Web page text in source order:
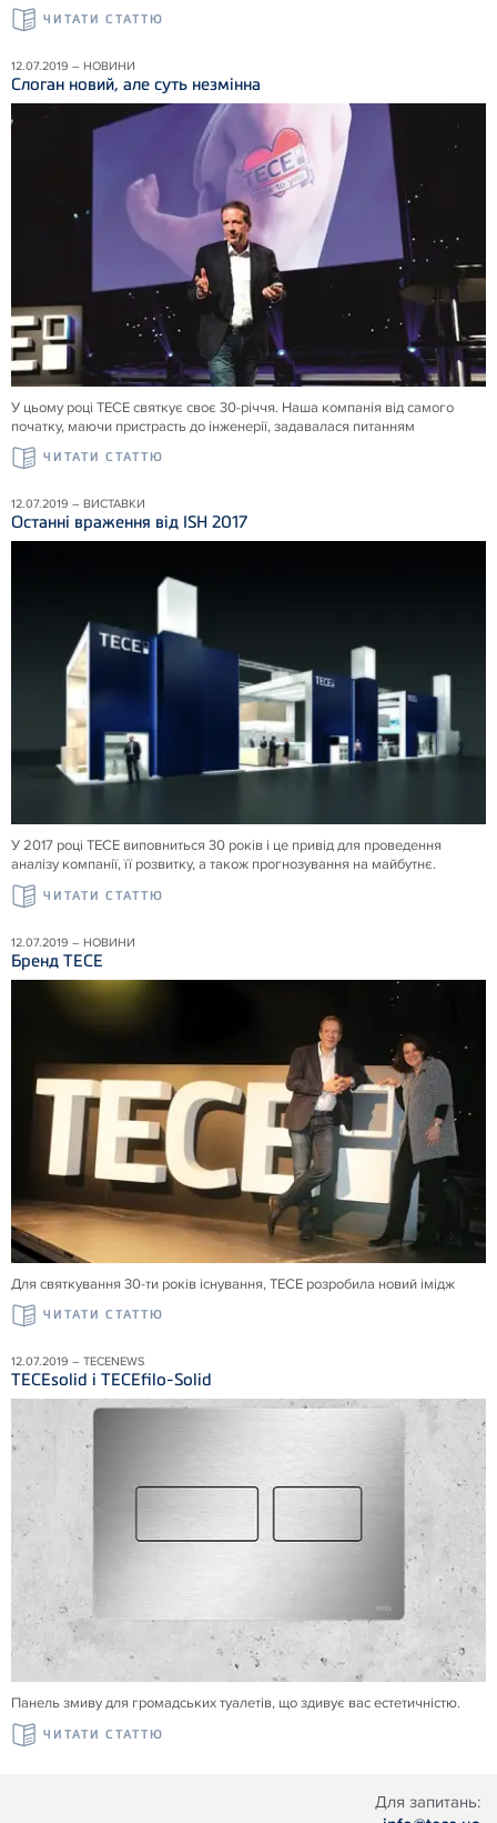
Для запитань:
ЧИТАТИ СТАТТЮ
12.07.2019 – НОВИНИ
Слоган новий, але суть незмінна
У цьому році ТЕСЕ святкує своє 30-річчя. Наша компанія від самого
початку, маючи пристрасть до інженерії, задавалася питанням
ЧИТАТИ СТАТТЮ
12.07.2019 – ВИСТАВКИ
Останні враження від ISH 2017
У 2017 році ТЕСЕ виповниться 30 років і це привід для проведення
аналізу компанії, її розвитку, а також прогнозування на майбутнє.
ЧИТАТИ СТАТТЮ
12.07.2019 – НОВИНИ
Бренд ТЕСЕ
Для святкування 30-ти років існування, ТЕСЕ розробила новий імідж
ЧИТАТИ СТАТТЮ
12.07.2019 – TECENEWS
TECEsolid і TECEfilo-Solid
Панель змиву для громадських туалетів, що здивує вас естетичністю.
ЧИТАТИ СТАТТЮ